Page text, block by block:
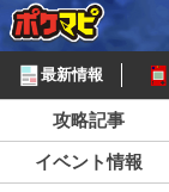
最新情報
攻略記事
イベント情報